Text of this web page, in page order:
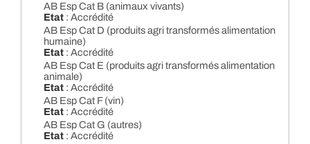
AB Esp Cat B (animaux vivants)
Etat : Accrédité
AB Esp Cat D (produits agri transformés alimentation
humaine)
Etat : Accrédité
AB Esp Cat E (produits agri transformés alimentation
animale)
Etat : Accrédité
AB Esp Cat F (vin)
Etat : Accrédité
AB Esp Cat G (autres)
Etat : Accrédité